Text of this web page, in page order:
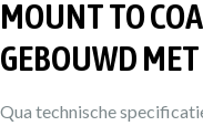
MOUNT TO
GEBOUWD
Qua technische